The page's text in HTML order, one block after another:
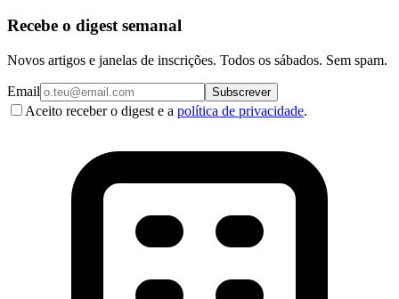
Recebe o digest semanal
Novos artigos e janelas de inscrições. Todos os sábados. Sem spam.
Email Subscrever
Aceito receber o digest e a política de privacidade.